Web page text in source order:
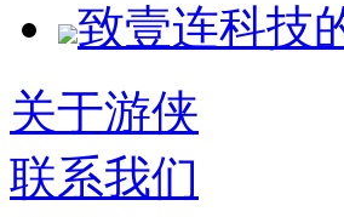
致壹连科技
关于游侠
联系我们